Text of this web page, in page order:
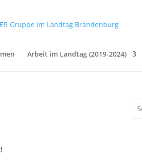
Arbeit im Landtag (2019-2024)